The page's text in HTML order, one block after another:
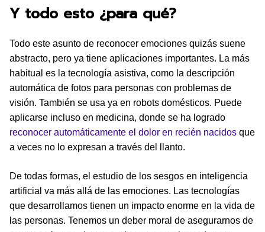
Y todo esto ¿para qué?
Todo este asunto de reconocer emociones quizás suene
abstracto, pero ya tiene aplicaciones importantes. La más
habitual es la tecnología asistiva, como la descripción
automática de fotos para personas con problemas de
visión. También se usa ya en robots domésticos. Puede
aplicarse incluso en medicina, donde se ha logrado
reconocer automáticamente el dolor en recién nacidos que
a veces no lo expresan a través del llanto.
De todas formas, el estudio de los sesgos en inteligencia
artificial va más allá de las emociones. Las tecnologías
que desarrollamos tienen un impacto enorme en la vida de
las personas. Tenemos un deber moral de asegurarnos de